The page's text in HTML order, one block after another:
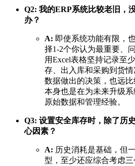
Q2: 我的ERP系统比较老旧，
办？
A: 即使系统功能有限，
择1-2个你认为最重要、
用Excel表格坚持记录至
存、出入库和采购到货
数据做出的决策，也远
本身也是在为未来升级
原始数据和管理经验。
Q3: 设置安全库存时，除了历
心因素？
A: 历史消耗是基础，但
型，至少还应综合考虑三